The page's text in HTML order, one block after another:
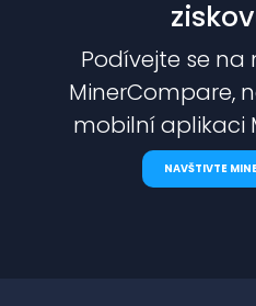
Podívejte se
MinerCompare,
mobilní aplikaci
NAVŠTIVTE